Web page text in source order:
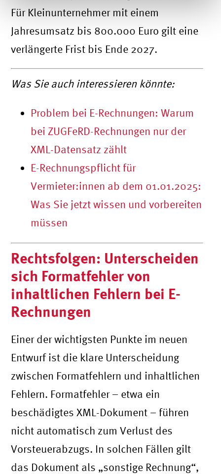
Für Kleinunternehmer mit einem
Jahresumsatz bis 800.000 Euro gilt eine
verlängerte Frist bis Ende 2027.
Was Sie auch interessieren könnte:
Problem bei E-Rechnungen: Warum
bei ZUGFeRD-Rechnungen nur der
XML-Datensatz zählt
E-Rechnungspflicht für
Vermieter:innen ab dem 01.01.2025:
Was Sie jetzt wissen und vorbereiten
müssen
Rechtsfolgen: Unterscheiden
sich Formatfehler von
inhaltlichen Fehlern bei E-
Rechnungen
Einer der wichtigsten Punkte im neuen
Entwurf ist die klare Unterscheidung
zwischen Formatfehlern und inhaltlichen
Fehlern. Formatfehler – etwa ein
beschädigtes XML-Dokument – führen
nicht automatisch zum Verlust des
Vorsteuerabzugs. In solchen Fällen gilt
das Dokument als „sonstige Rechnung“,